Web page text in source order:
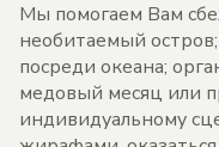
Мы помогаем Вам
необитаемый
посреди океана;
медовый месяц или
индивидуальному